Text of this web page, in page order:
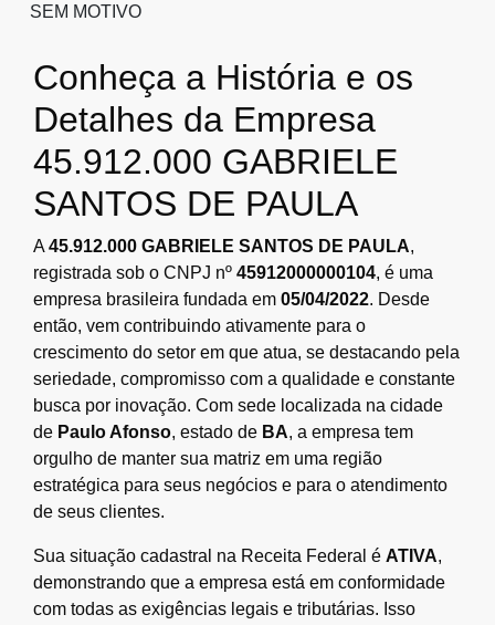
SEM MOTIVO
Conheça a História e os
Detalhes da Empresa
45.912.000 GABRIELE
SANTOS DE PAULA
A45.912.000 GABRIELE SANTOS DE PAULA,
registrada sob o CNPJ nº 45912000000104, é uma
empresa brasileira fundada em 05/04/2022. Desde
então, vem contribuindo ativamente para o
crescimento do setor em que atua, se destacando pela
seriedade, compromisso com a qualidade e constante
busca por inovação. Com sede localizada na cidade
de Paulo Afonso, estado de BA, a empresa tem
orgulho de manter sua matriz em uma região
estratégica para seus negócios e para o atendimento
de seus clientes.
Sua situação cadastral na Receita Federal é ATIVA,
demonstrando que a empresa está em conformidade
com todas as exigências legais e tributárias. Isso